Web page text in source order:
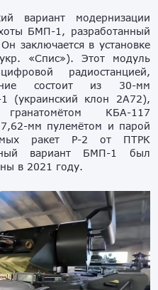
вариант модернизации
БМП-1, разработанный
заключается в установке
«Спис»). Этот модуль
радиостанцией,
состоит из 30-мм
(украинский клон 2А72),
КБА-117
мм пулемётом и парой
ракет Р-2 от ПТРК
вариант БМП-1 был
в 2021 году.